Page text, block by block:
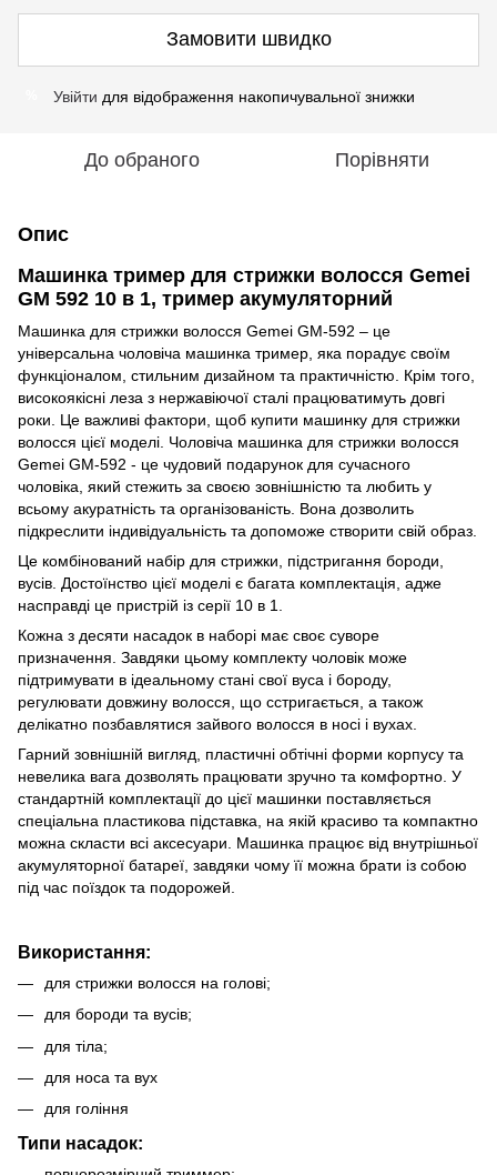
Замовити швидко
Увійти для відображення накопичувальної знижки
До обраного Порівняти
Опис
Машинка тример для стрижки волосся Gemei
GM 592 10 в 1, тример акумуляторний
Машинка для стрижки волосся Gemei GM-592 – це
універсальна чоловіча машинка тример, яка порадує своїм
функціоналом, стильним дизайном та практичністю. Крім того,
високоякісні леза з нержавіючої сталі працюватимуть довгі
роки. Це важливі фактори, щоб купити машинку для стрижки
волосся цієї моделі. Чоловіча машинка для стрижки волосся
Gemei GM-592 - це чудовий подарунок для сучасного
чоловіка, який стежить за своєю зовнішністю та любить у
всьому акуратність та організованість. Вона дозволить
підкреслити індивідуальність та допоможе створити свій образ.
Це комбінований набір для стрижки, підстригання бороди,
вусів. Достоїнство цієї моделі є багата комплектація, адже
насправді це пристрій із серії 10 в 1.
Кожна з десяти насадок в наборі має своє суворе
призначення. Завдяки цьому комплекту чоловік може
підтримувати в ідеальному стані свої вуса і бороду,
регулювати довжину волосся, що сстригається, а також
делікатно позбавлятися зайвого волосся в носі і вухах.
Гарний зовнішній вигляд, пластичні обтічні форми корпусу та
невелика вага дозволять працювати зручно та комфортно. У
стандартній комплектації до цієї машинки поставляється
спеціальна пластикова підставка, на якій красиво та компактно
можна скласти всі аксесуари. Машинка працює від внутрішньої
акумуляторної батареї, завдяки чому її можна брати із собою
під час поїздок та подорожей.
Використання:
для стрижки волосся на голові;
для бороди та вусів;
для тіла;
для носа та вух
для гоління
Типи насадок: